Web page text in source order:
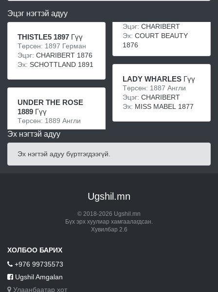
Эцэг нэгтэй адуу
THISTLE5 1897 Гүү
Төрсөн: 1897 Герман
Эцэг: CHARIBERT 1876
Эх: SCHOTTLAND 1891
UNDER THE ROSE
1889 Гүү
Төрсөн: 1889 Англи
Эцэг: CHARIBERT
Эх: COURT BEAUTY
1876
LADY WHARLES Гүү
Төрсөн: 1887 Англи
Эцэг: CHARIBERT
Эх: MISS MABEL 1877
Эх нэгтэй адуу
Эх нэгтэй адуу бүртгэгдээгүй.
Ugshil.mn
© 2018-2026 Ugshil.mn
Бүх эрх хуулиар хамгаалагдсан.
Хувилбар 2.6
ХОЛБОО БАРИХ
+976 99735573
Ugshil Amgalan
Улаанбаатар хот